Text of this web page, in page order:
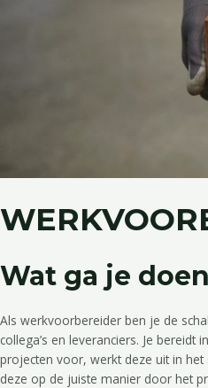
Wat ga je
Als werkvoorbereider ben je de
collega’s en leveranciers. Je
projecten voor, werkt deze uit in
deze op de juiste manier door het